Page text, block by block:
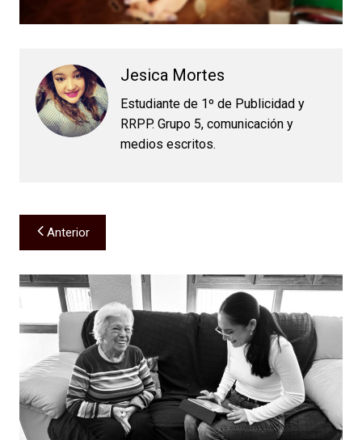
Jesica Mortes
Estudiante de 1º de Publicidad y
RRPP. Grupo 5, comunicación y
medios escritos.
Navegación
de
entradas
Anterior